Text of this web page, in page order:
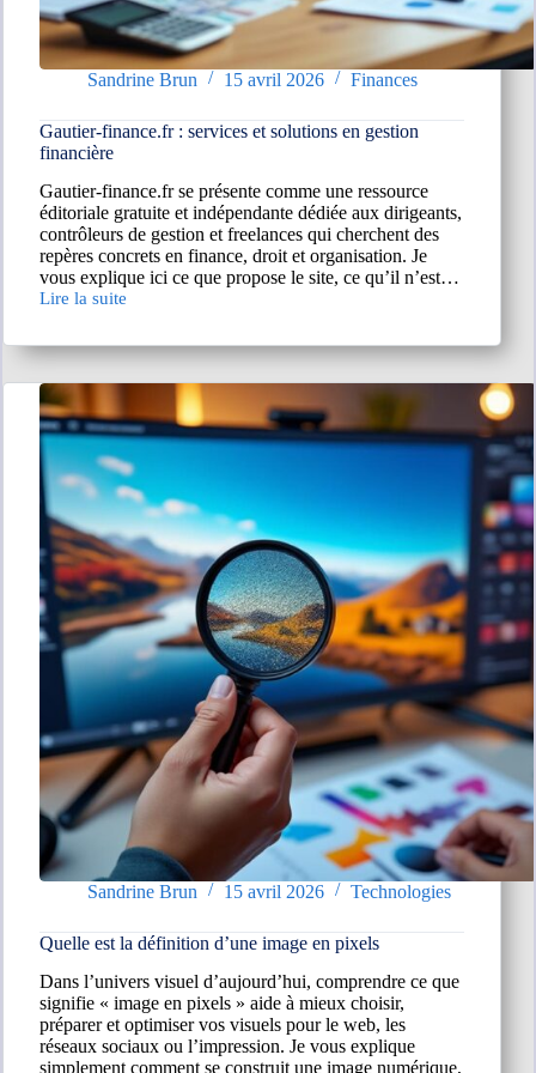
Sandrine Brun 15 avril 2026 Finances
Gautier-finance.fr : services et solutions en gestion
financière
Gautier-finance.fr se présente comme une ressource
éditoriale gratuite et indépendante dédiée aux dirigeants,
contrôleurs de gestion et freelances qui cherchent des
repères concrets en finance, droit et organisation. Je
vous explique ici ce que propose le site, ce qu’il n’est…
Lire la suite
Gautier-
:
et
solutions
en
gestion
financière
Sandrine Brun 15 avril 2026 Technologies
Quelle est la définition d’une image en pixels
Dans l’univers visuel d’aujourd’hui, comprendre ce que
signifie « image en pixels » aide à mieux choisir,
préparer et optimiser vos visuels pour le web, les
réseaux sociaux ou l’impression. Je vous explique
simplement comment se construit une image numérique,